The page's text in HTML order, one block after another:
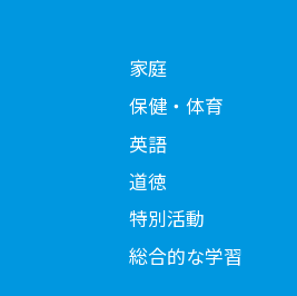
家庭
保健・体育
英語
道徳
特別活動
総合的な学習